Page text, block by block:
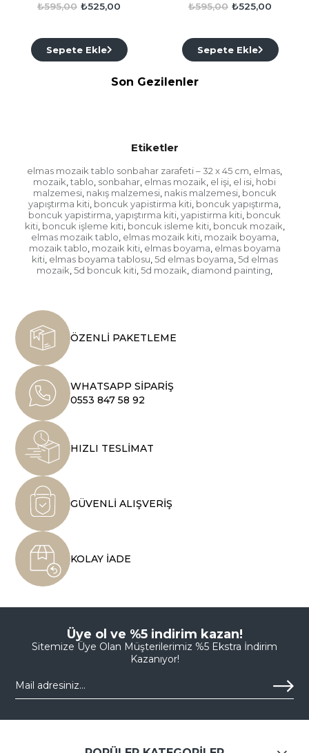
₺525,00
₺595,00
Sepete Ekle
₺525,00
₺595,00
Sepete Ekle
Son Gezilenler
Etiketler
elmas mozaik tablo sonbahar zarafeti – 32 x 45 cm, elmas,
mozaik, tablo, sonbahar, elmas mozaik, el işi, el isi, hobi
malzemesi, nakış malzemesi, nakis malzemesi, boncuk
yapıştırma kiti, boncuk yapistirma kiti, boncuk yapıştırma,
boncuk yapistirma, yapıştırma kiti, yapistirma kiti, boncuk
kiti, boncuk işleme kiti, boncuk isleme kiti, boncuk mozaik,
elmas mozaik tablo, elmas mozaik kiti, mozaik boyama,
mozaik tablo, mozaik kiti, elmas boyama, elmas boyama
kiti, elmas boyama tablosu, 5d elmas boyama, 5d elmas
mozaik, 5d boncuk kiti, 5d mozaik, diamond painting,
ÖZENLİ PAKETLEME
WHATSAPP SİPARİŞ
0553 847 58 92
HIZLI TESLİMAT
GÜVENLİ ALIŞVERİŞ
KOLAY İADE
Üye ol ve %5 indirim kazan!
Sitemize Üye Olan Müşterilerimiz %5 Ekstra İndirim
Kazanıyor!